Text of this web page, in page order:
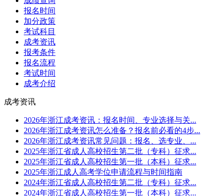
报名时间
加分政策
考试科目
成考资讯
报考条件
报名流程
考试时间
成考介绍
成考资讯
2026年浙江成考资讯：报名时间、专业选择与关...
2026年浙江成考资讯怎么准备？报名前必看的4步...
2026年浙江成考资讯常见问题：报名、选专业、...
2025年浙江省成人高校招生第二批（专科）征求...
2025年浙江省成人高校招生第一批（本科）征求...
2025年浙江成人高考学位申请流程与时间指南
2024年浙江省成人高校招生第二批（专科）征求...
2024年浙江省成人高校招生第一批（本科）征求...